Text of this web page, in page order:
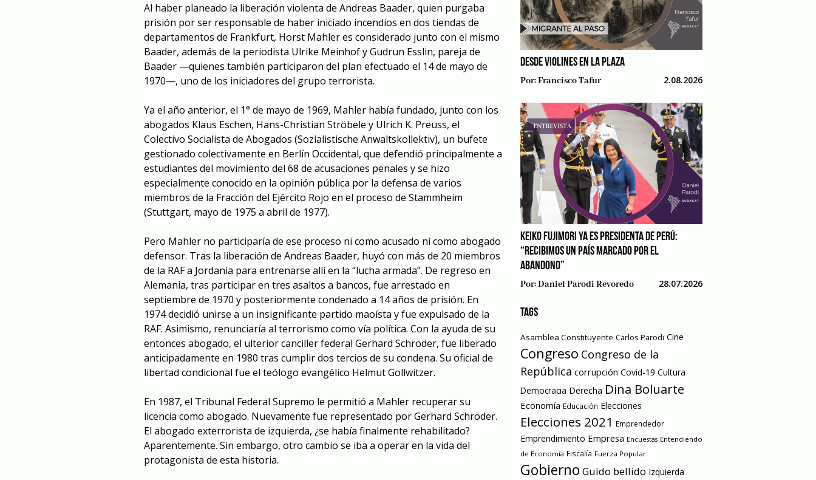
Al haber planeado la liberación violenta de Andreas Baader, quien purgaba
prisión por ser responsable de haber iniciado incendios en dos tiendas de
departamentos de Frankfurt, Horst Mahler es considerado junto con el mismo
Baader, además de la periodista Ulrike Meinhof y Gudrun Esslin, pareja de
Baader —quienes también participaron del plan efectuado el 14 de mayo de
1970—, uno de los iniciadores del grupo terrorista.
Ya el año anterior, el 1° de mayo de 1969, Mahler había fundado, junto con los
abogados Klaus Eschen, Hans-Christian Ströbele y Ulrich K. Preuss, el
Colectivo Socialista de Abogados (Sozialistische Anwaltskollektiv), un bufete
gestionado colectivamente en Berlín Occidental, que defendió principalmente a
estudiantes del movimiento del 68 de acusaciones penales y se hizo
especialmente conocido en la opinión pública por la defensa de varios
miembros de la Fracción del Ejército Rojo en el proceso de Stammheim
(Stuttgart, mayo de 1975 a abril de 1977).
Pero Mahler no participaría de ese proceso ni como acusado ni como abogado
defensor. Tras la liberación de Andreas Baader, huyó con más de 20 miembros
de la RAF a Jordania para entrenarse allí en la “lucha armada”. De regreso en
Alemania, tras participar en tres asaltos a bancos, fue arrestado en
septiembre de 1970 y posteriormente condenado a 14 años de prisión. En
1974 decidió unirse a un insignificante partido maoísta y fue expulsado de la
RAF. Asimismo, renunciaría al terrorismo como vía política. Con la ayuda de su
entonces abogado, el ulterior canciller federal Gerhard Schröder, fue liberado
anticipadamente en 1980 tras cumplir dos tercios de su condena. Su oficial de
libertad condicional fue el teólogo evangélico Helmut Gollwitzer.
En 1987, el Tribunal Federal Supremo le permitió a Mahler recuperar su
licencia como abogado. Nuevamente fue representado por Gerhard Schröder.
El abogado exterrorista de izquierda, ¿se había finalmente rehabilitado?
Aparentemente. Sin embargo, otro cambio se iba a operar en la vida del
protagonista de esta historia.
DESDE VIOLINES EN LA PLAZA
Por:Francisco Tafur 2.08.2026
KEIKO FUJIMORI YA ES PRESIDENTA DE PERÚ:
“RECIBIMOS UN PAÍS MARCADO POR EL
ABANDONO”
Por:Daniel Parodi Revoredo 28.07.2026
TAGS
Asamblea Constituyente Carlos Parodi Cine
Congreso Congreso de la
República corrupción Covid-19 Cultura
Democracia Derecha Dina Boluarte
Economía Educación Elecciones
Elecciones 2021 Emprendedor
Emprendimiento Empresa Encuestas Entendiendo
de Economía Fiscalía Fuerza Popular
Gobierno Guido bellido Izquierda